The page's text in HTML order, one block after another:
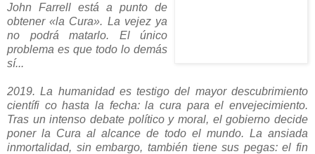
John Farrell está a punto de
obtener «la Cura». La vejez ya
no podrá matarlo. El único
problema es que todo lo demás
sí...
2019. La humanidad es testigo del mayor descubrimiento
científi co hasta la fecha: la cura para el envejecimiento.
Tras un intenso debate político y moral, el gobierno decide
poner la Cura al alcance de todo el mundo. La ansiada
inmortalidad, sin embargo, también tiene sus pegas: el fin